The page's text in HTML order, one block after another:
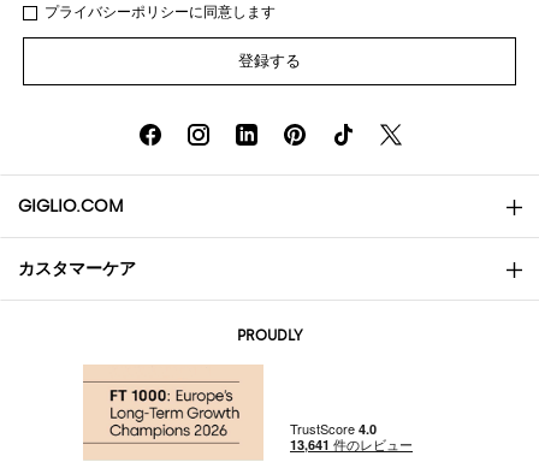
プライバシーポリシーに同意します
登録する
GIGLIO.COM
会社概要
Community Store
カスタマーケア
返品と返金
PROUDLY